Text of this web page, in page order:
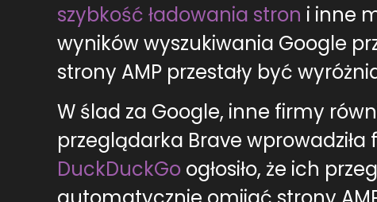
szybkość ładowania stron i inne
wyników wyszukiwania Google
strony AMP przestały być
W ślad za Google, inne firmy
przeglądarka Brave
DuckDuckGo ogłosiło, że ich